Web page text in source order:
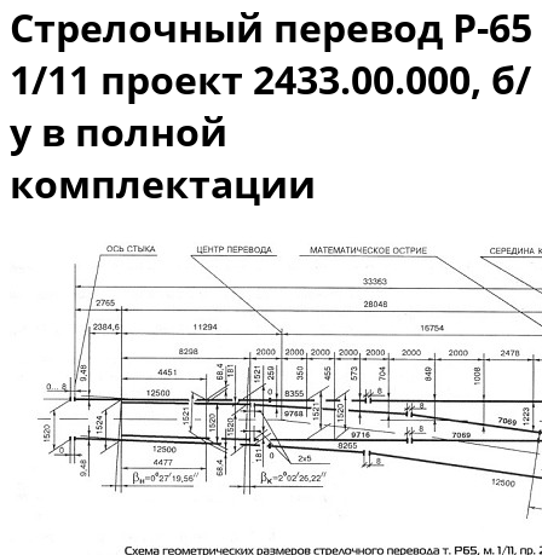
Стрелочный перевод Р-65
1/11 проект 2433.00.000, б/
у в полной
комплектации